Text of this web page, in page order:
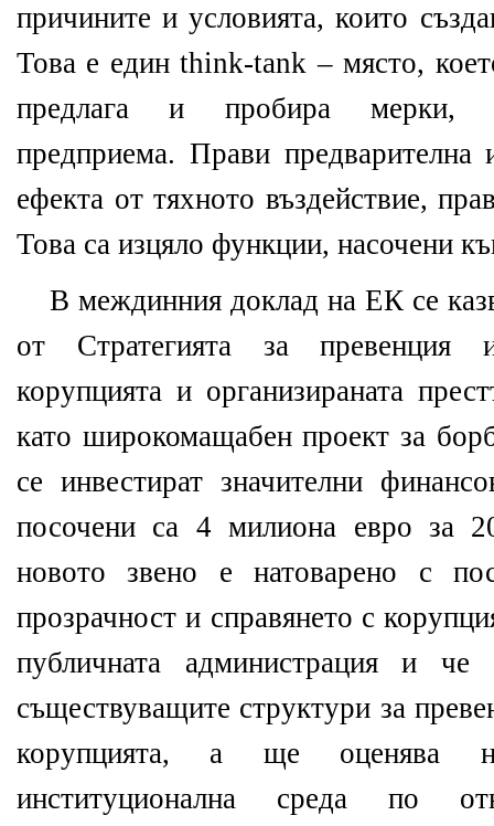
причините и условията, които
Това е един think-tank – място,
предлага и пробира мерки,
предприема. Прави предварителна
ефекта от тяхното въздействие,
Това са изцяло функции, насочени
В междинния доклад на ЕК се
от Стратегията за превенция
корупцията и организираната
като широкомащабен проект за
се инвестират значителни
посочени са 4 милиона евро за
новото звено е натоварено с
прозрачност и справянето с
публичната администрация и
съществуващите структури за
корупцията, а ще оценява
институционална среда по